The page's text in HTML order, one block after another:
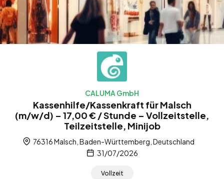
CALUMA GmbH
Kassenhilfe/Kassenkraft für Malsch
(m/w/d) – 17,00 € / Stunde – Vollzeitstelle,
Teilzeitstelle, Minijob
76316 Malsch, Baden-Württemberg, Deutschland
31/07/2026
Vollzeit